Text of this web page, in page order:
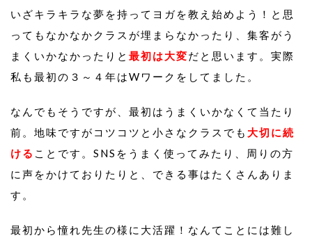
いざキラキラな夢を持ってヨガを教え始めよう！と思
ってもなかなかクラスが埋まらなかったり、集客がう
まくいかなかったりと 最初は大変だと思います。実際
私も最初の３～４年はWワークをしてました。
なんでもそうですが、最初はうまくいかなくて当たり
前。地味ですがコツコツと小さなクラスでも 大切に続
ける ことです。SNSをうまく使ってみたり、周りの方
に声をかけておりたりと、できる事はたくさんありま
す。
最初から憧れ先生の様に大活躍！なんてことには難し